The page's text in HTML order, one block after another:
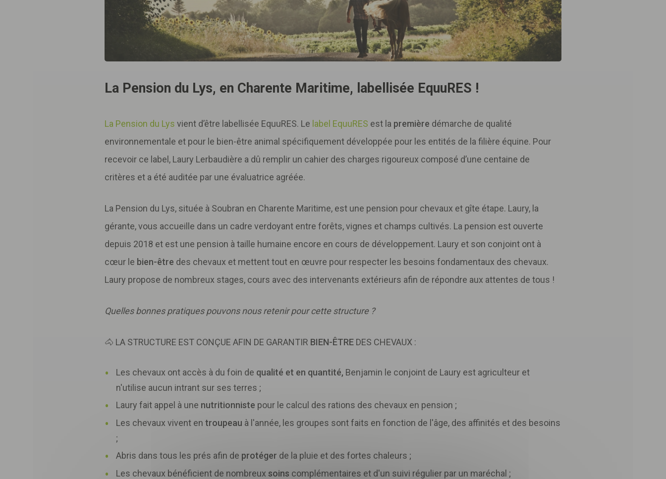
La Pension du Lys, en Charente Maritime, labellisée EquuRES !
La Pension du Lys vient d’être labellisée EquuRES. Le label EquuRES est la première démarche de qualité
environnementale et pour le bien-être animal spécifiquement développée pour les entités de la filière équine. Pour
recevoir ce label, Laury Lerbaudière a dû remplir un cahier des charges rigoureux composé d’une centaine de
critères et a été auditée par une évaluatrice agréée.
La Pension du Lys, située à Soubran en Charente Maritime, est une pension pour chevaux et gîte étape. Laury, la
gérante, vous accueille dans un cadre verdoyant entre forêts, vignes et champs cultivés. La pension est ouverte
depuis 2018 et est une pension à taille humaine encore en cours de développement. Laury et son conjoint ont à
cœur le bien-être des chevaux et mettent tout en œuvre pour respecter les besoins fondamentaux des chevaux.
Laury propose de nombreux stages, cours avec des intervenants extérieurs afin de répondre aux attentes de tous !
Quelles bonnes pratiques pouvons nous retenir pour cette structure ?
🐴 LA STRUCTURE EST CONÇUE AFIN DE GARANTIR BIEN-ÊTRE DES CHEVAUX :
Les chevaux ont accès à du foin de qualité et en quantité, Benjamin le conjoint de Laury est agriculteur et
n'utilise aucun intrant sur ses terres ;
Laury fait appel à une nutritionniste pour le calcul des rations des chevaux en pension ;
Les chevaux vivent en troupeau à l'année, les groupes sont faits en fonction de l'âge, des affinités et des besoins
;
Abris dans tous les prés afin de protéger de la pluie et des fortes chaleurs ;
Les chevaux bénéficient de nombreux soins complémentaires et d'un suivi régulier par un maréchal ;
Télécharger votre fichier